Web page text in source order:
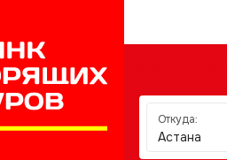
Откуда:
Астана